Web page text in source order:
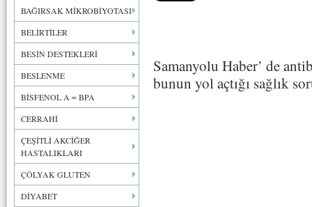
BAĞIRSAK MİKROBİYOTASI
BELİRTİLER
BESİN DESTEKLERİ
BESLENME
BİSFENOL A = BPA
CERRAHİ
ÇEŞİTLİ AKCİĞER
HASTALIKLARI
ÇÖLYAK GLUTEN
DİYABET
Samanyolu Haber’ de
bunun yol açtığı sağlık